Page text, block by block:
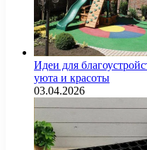
Идеи для
уюта и красоты
03.04.2026